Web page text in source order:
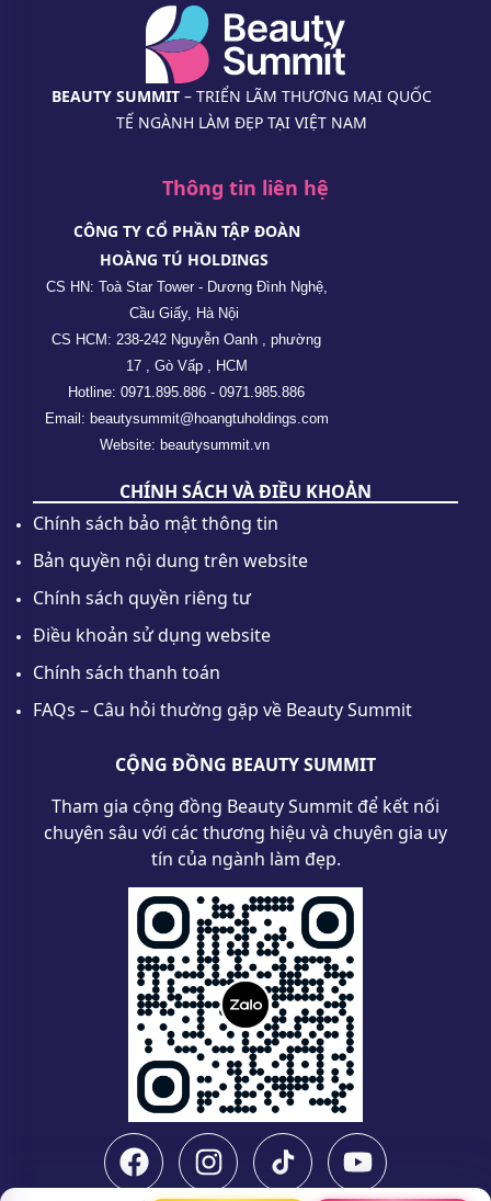
BEAUTY SUMMIT– TRIỂN LÃM THƯƠNG MẠI QUỐC
TẾ NGÀNH LÀM ĐẸP TẠI VIỆT NAM
Thông tin liên hệ
CÔNG TY CỔ PHẦN TẬP ĐOÀN
HOÀNG TÚ HOLDINGS
CS HN: Toà Star Tower - Dương Đình Nghệ,
Cầu Giấy, Hà Nội
CS HCM: 238-242 Nguyễn Oanh , phường
17 , Gò Vấp , HCM
Hotline: 0971.895.886 - 0971.985.886
Email: beautysummit@hoangtuholdings.com
Website: beautysummit.vn
CHÍNH SÁCH VÀ ĐIỀU KHOẢN
Chính sách bảo mật thông tin
Bản quyền nội dung trên website
Chính sách quyền riêng tư
Điều khoản sử dụng website
Chính sách thanh toán
FAQs – Câu hỏi thường gặp về Beauty Summit
CỘNG ĐỒNG BEAUTY SUMMIT
Tham gia cộng đồng Beauty Summit để kết nối
chuyên sâu với các thương hiệu và chuyên gia uy
tín của ngành làm đẹp.